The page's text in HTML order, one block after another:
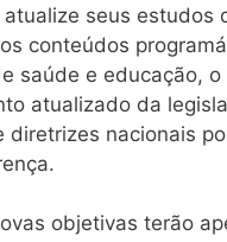
seus estudos
conteúdos
saúde e educação, o
atualizado da
diretrizes nacionais
objetivas terão